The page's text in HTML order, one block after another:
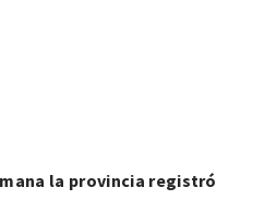
la provincia registró